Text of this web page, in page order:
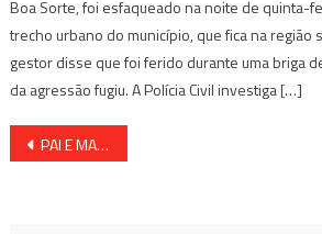
Boa Sorte, foi esfaqueado na noite de quinta-
trecho urbano do município, que fica na região
gestor disse que foi ferido durante uma briga
da agressão fugiu. A Polícia Civil investiga […]
Navegação
PAI E MADRASTA MANTIAM CRIAÇA DE 11 ANOS PRESA EM UM TONEL